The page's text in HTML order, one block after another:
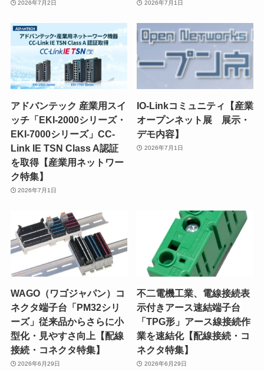
2026年7月2日 2026年7月1日
アドバンテック 産業用スイ
ッチ「EKI-2000シリーズ・
EKI-7000シリーズ」CC-
Link IE TSN Class A認証
を取得【産業用ネットワー
ク特集】
2026年7月1日
IO-Linkコミュニティ【産業
オープンネット展 展示・
デモ内容】
2026年7月1日
WAGO（ワゴジャパン）コ
ネクタ端子台「PM32シリ
ーズ」従来品からさらに小
型化・見やすさ向上【配線
接続・コネクタ特集】
2026年6月29日
不二電機工業、電線接続表
示付きアース速結端子台
「TPG形」アース線接続作
業を速結化【配線接続・コ
ネクタ特集】
2026年6月29日